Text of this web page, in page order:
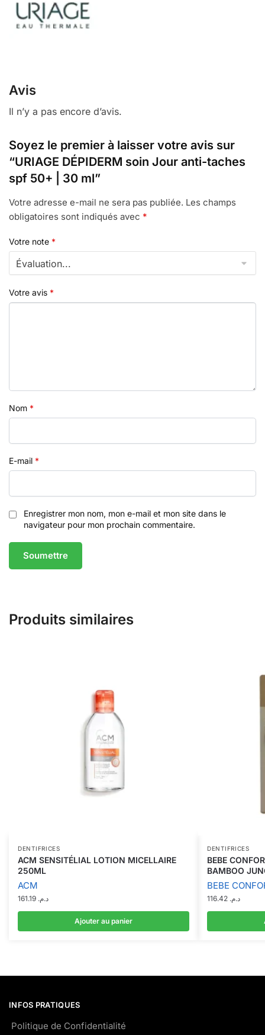
Avis
Il n’y a pas encore d’avis.
Soyez le premier à laisser votre avis sur
“URIAGE DÉPIDERM soin Jour anti-taches
spf 50+ | 30 ml”
Votre adresse e-mail ne sera pas publiée. Les champs
obligatoires sont indiqués avec *
Votre note *
Votre avis *
Nom *
E-mail *
Enregistrer mon nom, mon e-mail et mon site dans le
navigateur pour mon prochain commentaire.
Produits similaires
DENTIFRICES
ACM SENSITÉLIAL LOTION MICELLAIRE
250ML
ACM
د.م.
Ajouter au panier
DENTIFRICES
BEBE
BAMBOO
BEBE
د.م.
INFOS PRATIQUES
Politique de Confidentialité